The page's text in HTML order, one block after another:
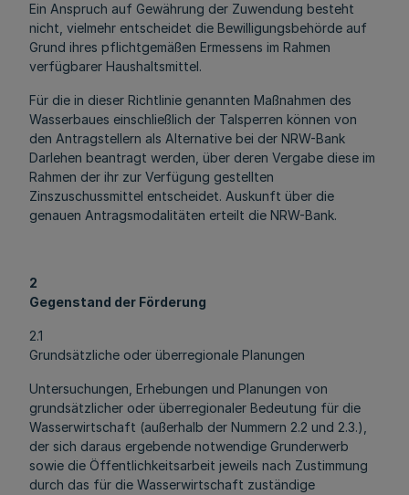
Ein Anspruch auf Gewährung der Zuwendung besteht
nicht, vielmehr entscheidet die Bewilligungsbehörde auf
Grund ihres pflichtgemäßen Ermessens im Rahmen
verfügbarer Haushaltsmittel.
Für die in dieser Richtlinie genannten Maßnahmen des
Wasserbaues einschließlich der Talsperren können von
den Antragstellern als Alternative bei der NRW-Bank
Darlehen beantragt werden, über deren Vergabe diese im
Rahmen der ihr zur Verfügung gestellten
Zinszuschussmittel entscheidet. Auskunft über die
genauen Antragsmodalitäten erteilt die NRW-Bank.
2
Gegenstand der Förderung
2.1
Grundsätzliche oder überregionale Planungen
Untersuchungen, Erhebungen und Planungen von
grundsätzlicher oder überregionaler Bedeutung für die
Wasserwirtschaft (außerhalb der Nummern 2.2 und 2.3.),
der sich daraus ergebende notwendige Grunderwerb
sowie die Öffentlichkeitsarbeit jeweils nach Zustimmung
durch das für die Wasserwirtschaft zuständige